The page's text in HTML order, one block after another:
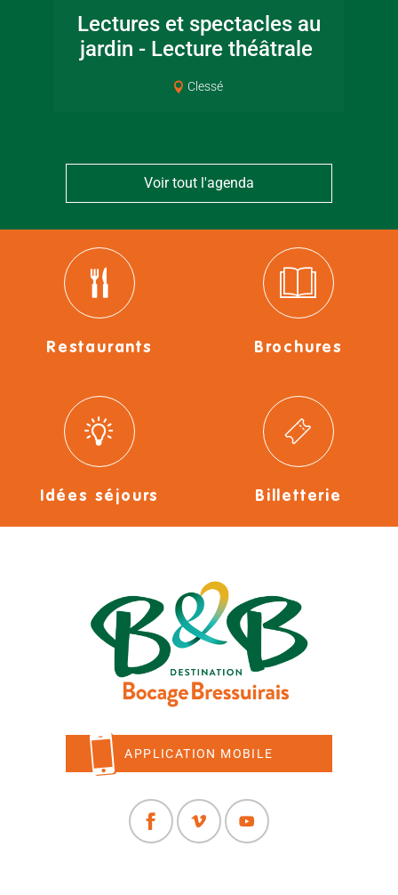
Lectures et spectacles au
jardin - Lecture théâtrale
Clessé
Voir tout l'agenda
Restaurants Brochures
Idées séjours Billetterie
APPLICATION MOBILE